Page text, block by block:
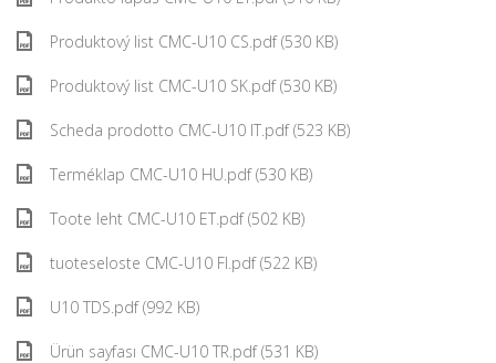
Produktový list CMC-U10 CS.pdf (530 KB)
Produktový list CMC-U10 SK.pdf (530 KB)
Scheda prodotto CMC-U10 IT.pdf (523 KB)
Terméklap CMC-U10 HU.pdf (530 KB)
Toote leht CMC-U10 ET.pdf (502 KB)
tuoteseloste CMC-U10 FI.pdf (522 KB)
U10 TDS.pdf (992 KB)
Ürün sayfası CMC-U10 TR.pdf (531 KB)